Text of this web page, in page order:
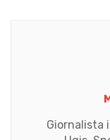
Giornalista